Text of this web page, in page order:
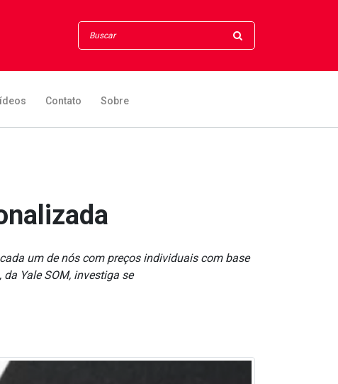
Contato Sobre
um de nós com preços individuais com base
Yale SOM, investiga se